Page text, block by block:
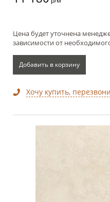
Цена будет уточнена
зависимости от
Добавить в корзину
Хочу купить,